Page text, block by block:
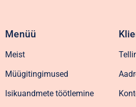
Menüü
Meist
Müügitingimused
Isikuandmete töötlemine